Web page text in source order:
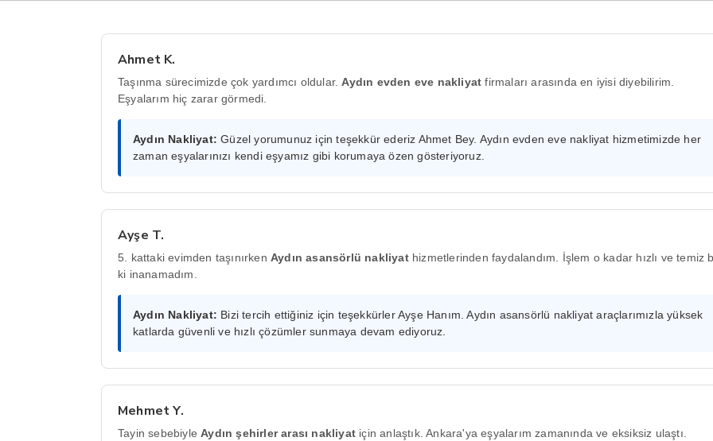
Ahmet K.
Taşınma sürecimizde çok yardımcı oldular.Aydın evden eve nakliyat firmaları arasında en iyisi diyebilirim.
Eşyalarım hiç zarar görmedi.
Aydın Nakliyat: Güzel yorumunuz için teşekkür ederiz Ahmet Bey. Aydın evden eve nakliyat hizmetimizde her
zaman eşyalarınızı kendi eşyamız gibi korumaya özen gösteriyoruz.
Ayşe T.
5. kattaki evimden taşınırken Aydın asansörlü nakliyathizmetlerinden faydalandım. İşlem o kadar hızlı ve temiz
ki inanamadım.
Aydın Nakliyat: Bizi tercih ettiğiniz için teşekkürler Ayşe Hanım. Aydın asansörlü nakliyat araçlarımızla yüksek
katlarda güvenli ve hızlı çözümler sunmaya devam ediyoruz.
Mehmet Y.
Tayin sebebiyleAydın şehirler arası nakliyat için anlaştık. Ankara'ya eşyalarım zamanında ve eksiksiz ulaştı.